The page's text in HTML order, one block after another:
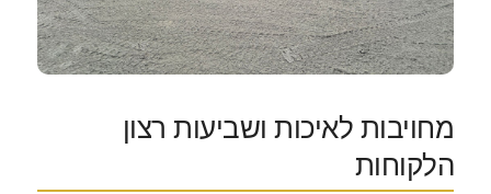
מחויבות לאיכות ושביעות רצון
הלקוחות